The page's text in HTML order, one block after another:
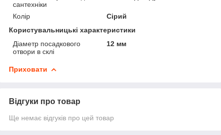
сантехніки
Колір
Сірий
Користувальницькі характеристики
Діаметр посадкового
отвори в склі
12 мм
Приховати
Відгуки про товар
Ще немає відгуків про цей товар